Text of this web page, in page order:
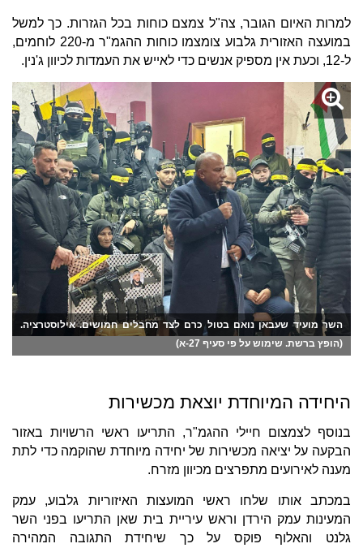
למרות האיום הגובר, צה"ל צמצם כוחות בכל הגזרות. כך למשל
במועצה האזורית גלבוע צומצמו כוחות ההגמ"ר מ-220 לוחמים,
ל-12, וכעת אין מספיק אנשים כדי לאייש את העמדות לכיוון ג'נין.
השר מועיד שעבאן נואם בטול כרם לצד מחבלים חמושים. אילוסטרציה.
(הופץ ברשת. שימוש על פי סעיף 27-א)
היחידה המיוחדת יוצאת מכשירות
בנוסף לצמצום חיילי ההגמ"ר, התריעו ראשי הרשויות באזור
הבקעה על יציאה מכשירות של יחידה מיוחדת שהוקמה כדי לתת
מענה לאירועים מתפרצים מכיוון מזרח.
במכתב אותו שלחו ראשי המועצות האיזוריות גלבוע, עמק
המעינות עמק הירדן וראש עיריית בית שאן התריעו בפני השר
גלנט והאלוף פוקס על כך שיחידת התגובה המהירה